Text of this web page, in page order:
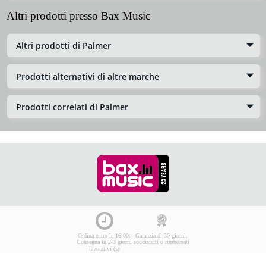
Altri prodotti presso Bax Music
Altri prodotti di Palmer
Prodotti alternativi di altre marche
Prodotti correlati di Palmer
Ordina entro le 16:00:
Consegna in 2-3 giorni
lavorativi (se
Garanzia di 30 giorni,
soddisfatti o rimborsati